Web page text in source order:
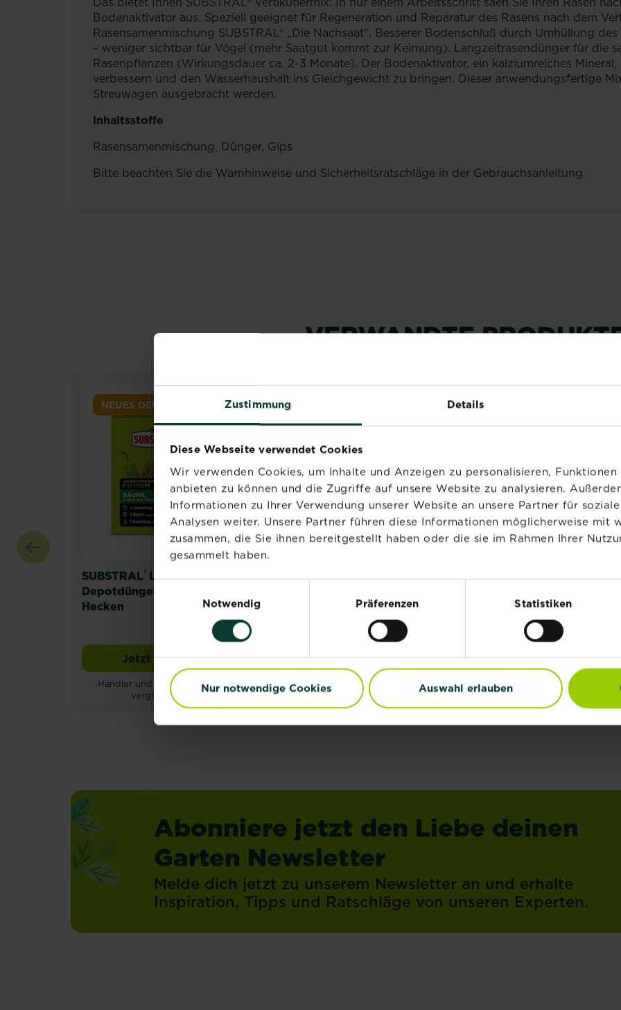
Zustimmung Details
Diese Webseite verwendet Cookies
Wir verwenden Cookies, um Inhalte und Anzeigen zu personalisieren,
anbieten zu können und die Zugriffe auf unsere Website zu analysieren.
Informationen zu Ihrer Verwendung unserer Website an unsere Partner für
Analysen weiter. Unsere Partner führen diese Informationen möglicherweise mit
zusammen, die Sie ihnen bereitgestellt haben oder die sie im Rahmen Ihrer
gesammelt haben.
Notwendig
Präferenzen Statistiken
Nur notwendige Cookies Auswahl erlauben
Bodenaktivator aus. Speziell geeignet für Regeneration und Reparatur des Rasens nach dem
Rasensamenmischung SUBSTRAL® „Die Nachsaat“. Besserer Bodenschluß durch Umhüllung
– weniger sichtbar für Vögel (mehr Saatgut kommt zur Keimung). Langzeitrasendünger für die
Rasenpflanzen (Wirkungsdauer ca. 2-3 Monate). Der Bodenaktivator, ein kalziumreiches
verbessern und den Wasserhaushalt ins Gleichgewicht zu bringen. Dieser anwendungsfertige
Streuwagen ausgebracht werden.
Inhaltsstoffe
Rasensamenmischung, Dünger, Gips
Bitte beachten Sie die Warnhinweise und Sicherheitsratschläge in der Gebrauchsanleitung.
VERWANDTE
SUBSTRAL® Langzeit
Depotdünger für Buchs &
Hecken
Jetzt kaufen
Händler und Verfügbarkeit
vergleichen
NEUES DESIGN
SUBSTRALLangzeit
Rhododendren &
Jetzt kaufen
Händler und Verfügbarkeit
vergleichen
SubstralNaturen
Koniferen, Hecken und
Sträucher 1,2 kg
Jetzt kaufen
Händler und
vergleichen
Abonniere jetzt den Liebe deinen
Garten Newsletter
Melde dich jetzt zu unserem Newsletter an und erhalte
Inspiration, Tipps und Ratschläge von unseren Experten.